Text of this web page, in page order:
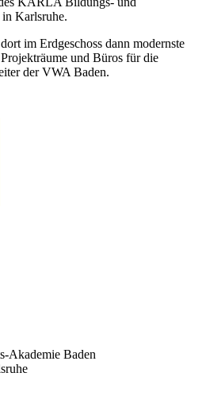
Karlsruhe.
im Erdgeschoss dann modernste
und Büros für die
der VWA Baden.
Akademie Baden